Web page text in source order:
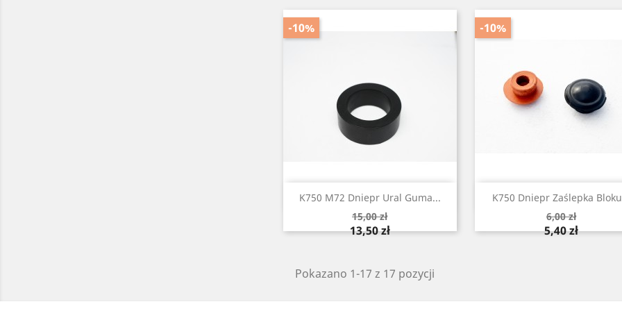
K750 M72 Dniepr Ural Guma...
Cena
podstawowa
15,00 zł
Cena
13,50 zł
-10%
Szybki podgląd K750 Dniepr Zaślepka
Cena
podstawowa
6,00 zł
Cena
5,40 zł
-10%
Szybki podgląd
Pokazano 1-17 z 17 pozycji